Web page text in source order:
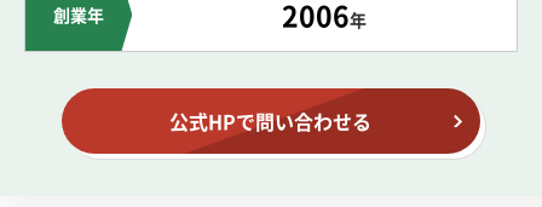
創業年 2006年
公式HPで問い合わせる